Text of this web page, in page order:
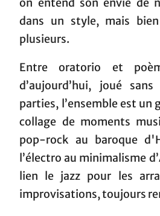
on entend son envie de
dans un style, mais
plusieurs.
Entre oratorio et
d’aujourd’hui, joué
parties, l’ensemble est un
collage de moments
pop-rock au baroque
l’électro au minimalisme
lien le jazz pour les
improvisations, toujours